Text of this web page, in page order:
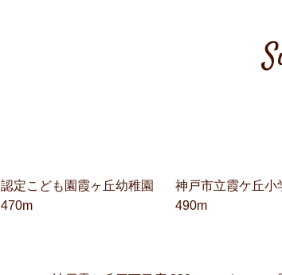
認定こども園霞ヶ丘幼稚園
470m
神戸市立霞ケ丘小
490m